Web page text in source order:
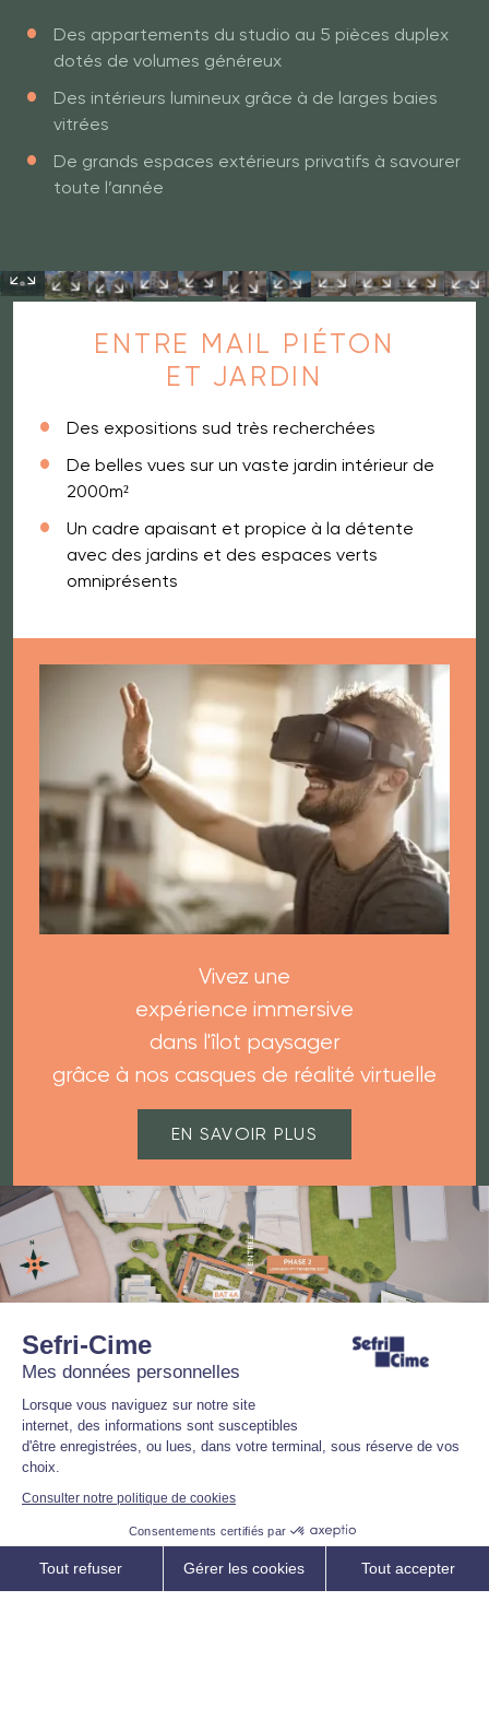
Des appartements du studio au 5 pièces duplex
dotés de volumes généreux
Des intérieurs lumineux grâce à de larges baies
vitrées
De grands espaces extérieurs privatifs à savourer
toute l’année
ENTRE MAIL PIÉTON
ET JARDIN
Des expositions sud très recherchées
De belles vues sur un vaste jardin intérieur de
2000m²
Un cadre apaisant et propice à la détente
avec des jardins et des espaces verts
omniprésents
Vivez une
expérience immersive
dans l'îlot paysager
grâce à nos casques de réalité virtuelle
EN SAVOIR PLUS
Sefri-Cime
Mes données personnelles
Lorsque vous naviguez sur notre site
internet, des informations sont susceptibles
d'être enregistrées, ou lues, dans votre terminal, sous réserve de vos
choix.
Consulter notre politique de cookies
Consentements certifiés par
Tout refuser Gérer les cookies Tout accepter